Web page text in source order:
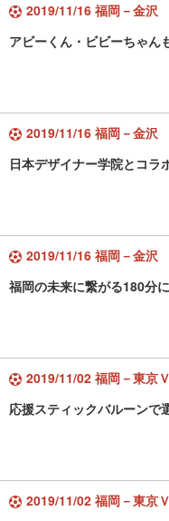
2019/11/16 福岡－金沢
アビーくん・ビビーちゃん
2019/11/16 福岡－金沢
日本デザイナー学院とコ
2019/11/16 福岡－金沢
福岡の未来に繋がる180分
2019/11/02 福岡－東京Ｖ
応援スティックバルーンで
2019/11/02 福岡－東京Ｖ